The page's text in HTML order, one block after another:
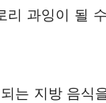
리 과잉이 될
는 지방 음식